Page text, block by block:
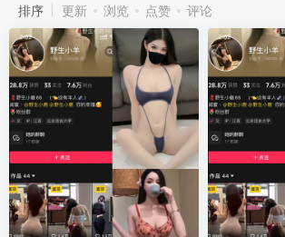
排序 更新 浏览 点赞 评论